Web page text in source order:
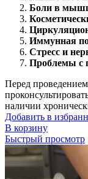
Боли в
Иммунная
Стресс и
Проблемы с
Перед
наличии
Добавить в
В корзину
Быстрый просмотр